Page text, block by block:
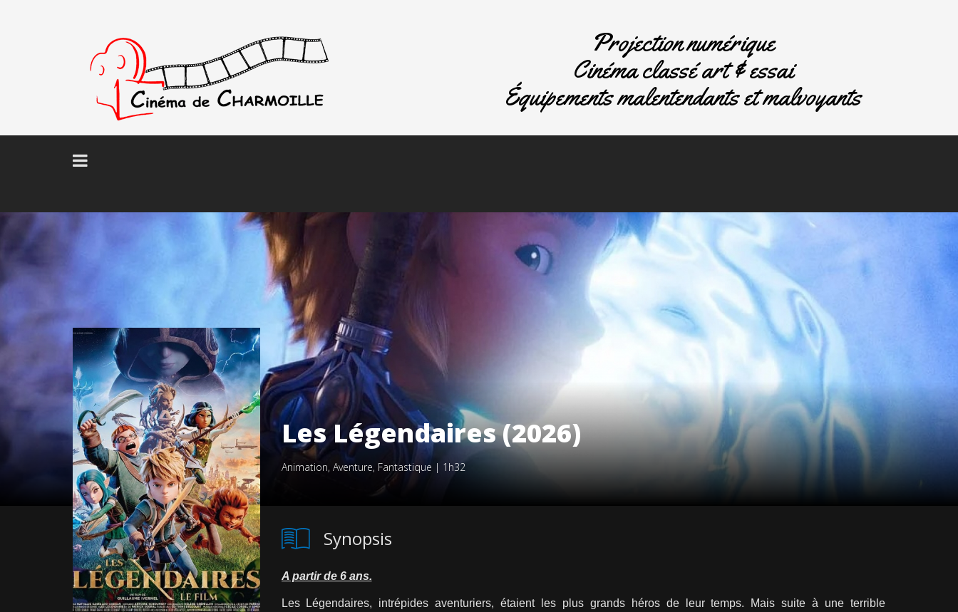
Projection numérique
Cinéma classé art & essai
Équipements malentendants et malvoyants
Les Légendaires (2026)
Animation, Aventure, Fantastique | 1h32
Synopsis
A partir de 6 ans.
Les Légendaires, intrépides aventuriers, étaient les plus grands héros de leur temps. Mais suite à une terrible